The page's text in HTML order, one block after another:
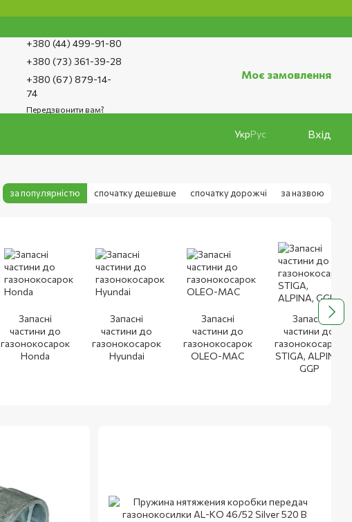
+380 (44) 499-91-80
+380 (73) 361-39-28
+380 (67) 879-14-
74
Передзвонити вам?
Моє замовлення
УкрРус Вхід
за популярністю спочатку дешевше спочатку дорожчі за назвою
Запасні
частини до
газонокосарок
Honda
Запасні
частини до
газонокосарок
Hyundai
Запасні
частини до
газонокосарок
OLEO-MAC
Запасні
частини до
газонокосарок
STIGA, ALPINA,
GGP